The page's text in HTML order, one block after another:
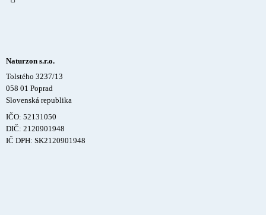
Naturzon s.r.o.
Tolstého 3237/13
058 01 Poprad
Slovenská republika
IČO: 52131050
DIČ: 2120901948
IČ DPH: SK2120901948